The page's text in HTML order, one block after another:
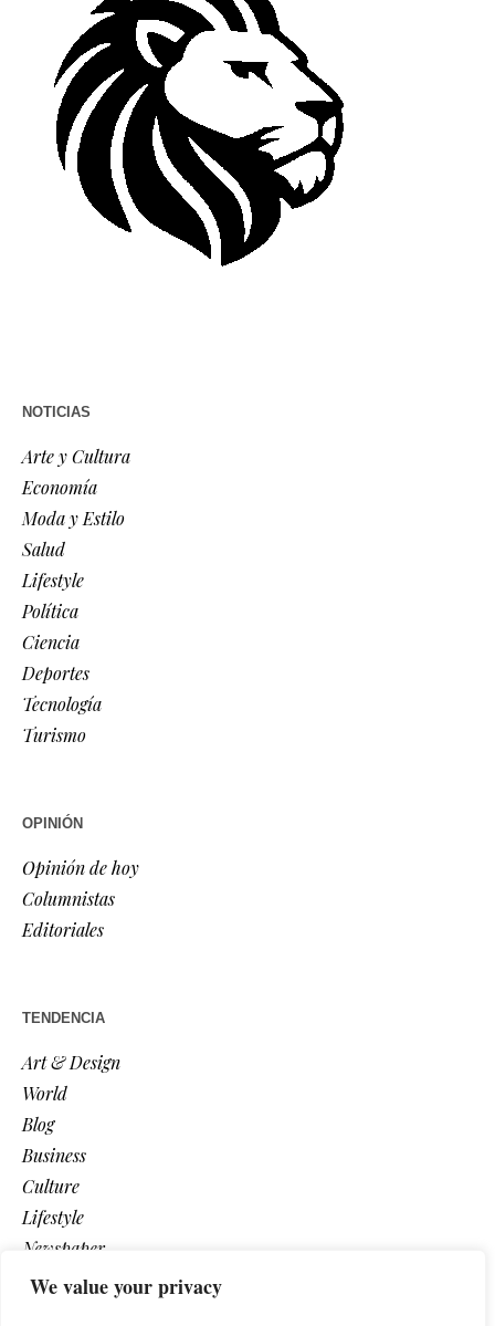
We value your privacy
NOTICIAS
Arte y Cultura
Economía
Moda y Estilo
Salud
Lifestyle
Política
Ciencia
Deportes
Tecnología
Turismo
OPINIÓN
Opinión de hoy
Columnistas
Editoriales
TENDENCIA
Art & Design
World
Blog
Business
Culture
Lifestyle
Newspaper
Photos